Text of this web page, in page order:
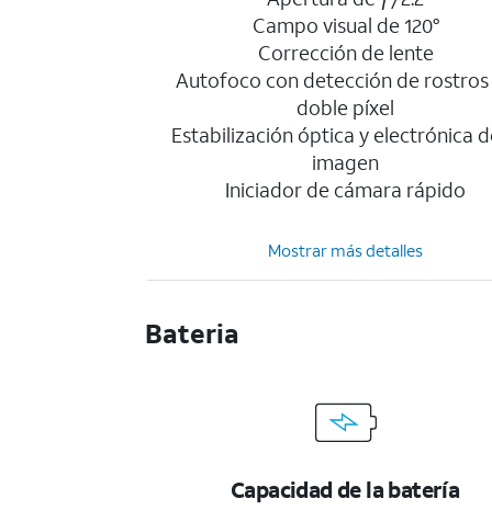
Campo visual de 120°
Corrección de lente
Autofoco con detección de rostros
doble píxel
Estabilización óptica y electrónica
imagen
Iniciador de cámara rápido
Mostrar más detalles
Bateria
Capacidad de la batería